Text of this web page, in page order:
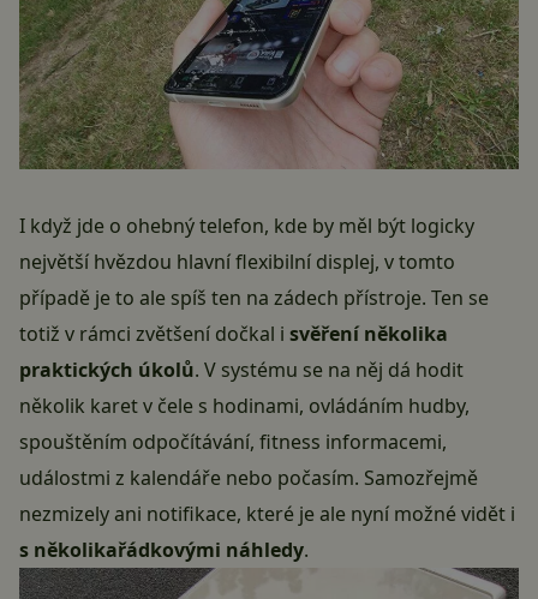
I když jde o ohebný telefon, kde by měl být logicky
největší hvězdou hlavní flexibilní displej, v tomto
případě je to ale spíš ten na zádech přístroje. Ten se
totiž v rámci zvětšení dočkal i svěření několika
praktických úkolů. V systému se na něj dá hodit
několik karet v čele s hodinami, ovládáním hudby,
spouštěním odpočítávání, fitness informacemi,
událostmi z kalendáře nebo počasím. Samozřejmě
nezmizely ani notifikace, které je ale nyní možné vidět i
s několikařádkovými náhledy.